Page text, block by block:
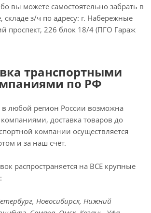
вы можете самостоятельно забрать в
складе з/ч по адресу: г. Набережные
проспект, 226 блок 18/4 (ПГО Гараж
транспортными
по РФ
в любой регион России возможна
доставка товаров до
компании осуществляется
и за наш счёт.
распространяется на ВСЕ крупные
Новосибирск, Нижний